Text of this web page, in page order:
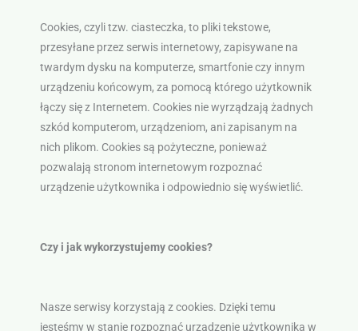
Cookies, czyli tzw. ciasteczka, to pliki tekstowe,
przesyłane przez serwis internetowy, zapisywane na
twardym dysku na komputerze, smartfonie czy innym
urządzeniu końcowym, za pomocą którego użytkownik
łączy się z Internetem. Cookies nie wyrządzają żadnych
szkód komputerom, urządzeniom, ani zapisanym na
nich plikom. Cookies są pożyteczne, ponieważ
pozwalają stronom internetowym rozpoznać
urządzenie użytkownika i odpowiednio się wyświetlić.
Czy i jak wykorzystujemy cookies?
Nasze serwisy korzystają z cookies. Dzięki temu
jesteśmy w stanie rozpoznać urządzenie użytkownika w